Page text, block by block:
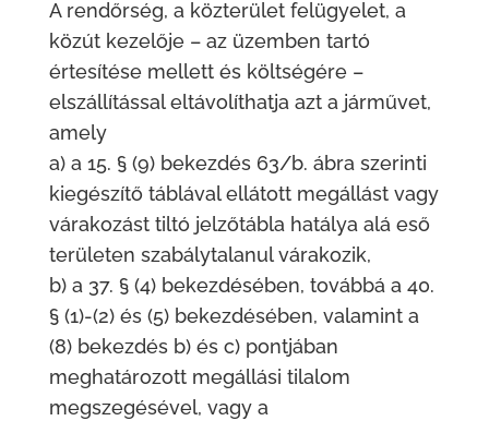
A rendőrség, a közterület felügyelet, a
közút kezelője – az üzemben tartó
értesítése mellett és költségére –
elszállítással eltávolíthatja azt a járművet,
amely
a) a 15. § (9) bekezdés 63/b. ábra szerinti
kiegészítő táblával ellátott megállást vagy
várakozást tiltó jelzőtábla hatálya alá eső
területen szabálytalanul várakozik,
b) a 37. § (4) bekezdésében, továbbá a 40.
§ (1)-(2) és (5) bekezdésében, valamint a
(8) bekezdés b) és c) pontjában
meghatározott megállási tilalom
megszegésével, vagy a